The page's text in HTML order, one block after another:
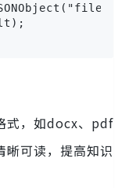
式，如docx、pdf
晰可读，提高知识